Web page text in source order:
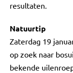
resultaten.
Natuurtip
Zaterdag 19
op zoek naar
bekende